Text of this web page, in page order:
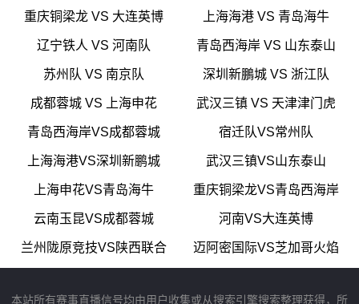
重庆铜梁龙 VS 大连英博 上海海港 VS 青岛海牛
辽宁铁人 VS 河南队 青岛西海岸 VS 山东泰山
苏州队 VS 南京队 深圳新鵬城 VS 浙江队
成都蓉城 VS 上海申花 武汉三镇 VS 天津津门虎
青岛西海岸VS成都蓉城 宿迁队VS常州队
上海海港VS深圳新鹏城 武汉三镇VS山东泰山
上海申花VS青岛海牛 重庆铜梁龙VS青岛西海岸
云南玉昆VS成都蓉城 河南VS大连英博
兰州陇原竞技VS陕西联合 迈阿密国际VS芝加哥火焰
本站所有赛事直播信号均由用户收集或从搜索引擎搜索整理获得，所